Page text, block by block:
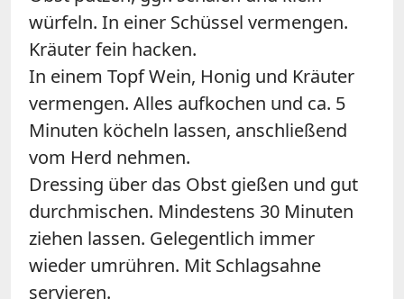
würfeln. In einer Schüssel vermengen.
Kräuter fein hacken.
In einem Topf Wein, Honig und Kräuter
vermengen. Alles aufkochen und ca. 5
Minuten köcheln lassen, anschließend
vom Herd nehmen.
Dressing über das Obst gießen und gut
durchmischen. Mindestens 30 Minuten
ziehen lassen. Gelegentlich immer
wieder umrühren. Mit Schlagsahne
servieren.